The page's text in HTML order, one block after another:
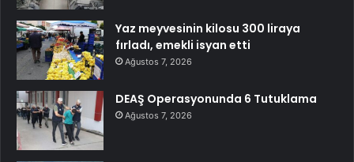
Yaz meyvesinin kilosu 300 liraya
fırladı, emekli isyan etti
Ağustos 7, 2026
DEAŞ Operasyonunda 6 Tutuklama
Ağustos 7, 2026